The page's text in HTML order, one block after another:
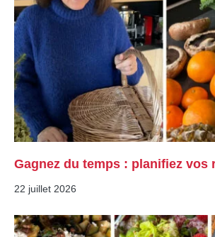
Gagnez du temps : planifiez vos
22 juillet 2026